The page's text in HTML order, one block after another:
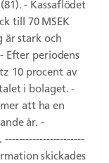
- Kassaflödet
till 70 MSEK
är stark och
Efter periodens
10 procent av
i bolaget. -
att ha en
år. -
-----------------------
skickades